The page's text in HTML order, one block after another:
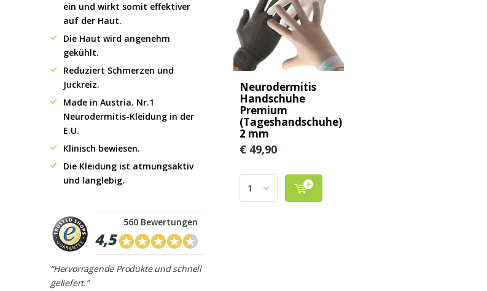
Neurodermitis
Handschuhe
Premium
(Tageshandschuhe)
2 mm
€ 49,90
ein und wirkt somit effektiver
auf der Haut.
Die Haut wird angenehm
gekühlt.
Reduziert Schmerzen und
Juckreiz.
Made in Austria. Nr.1
Neurodermitis-Kleidung in der
E.U.
Klinisch bewiesen.
Die Kleidung ist atmungsaktiv
und langlebig.
4,5
560 Bewertungen
“Hervorragende Produkte und schnell
geliefert.”